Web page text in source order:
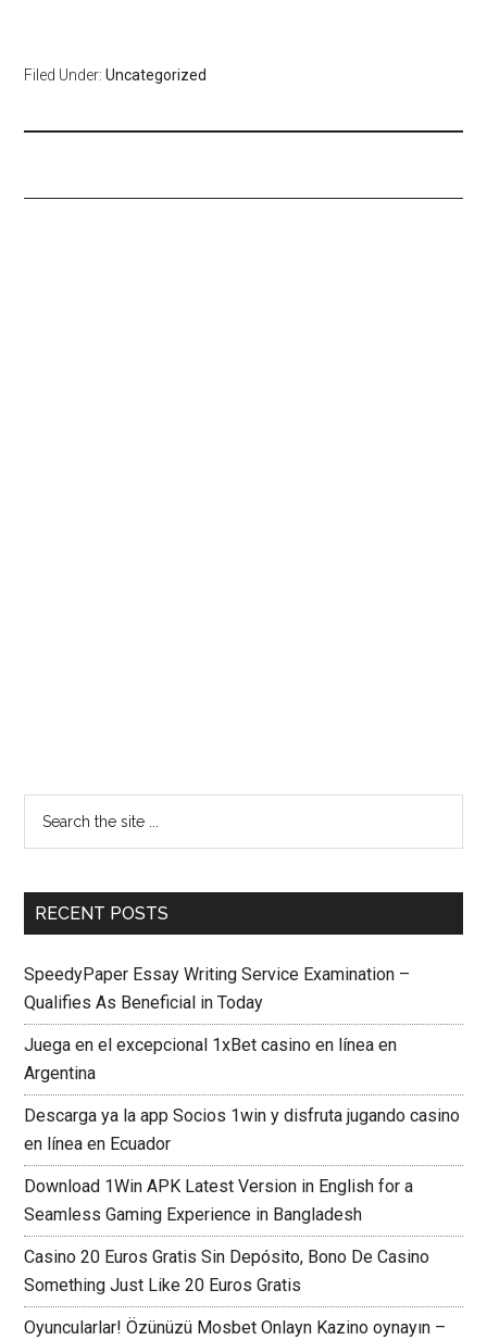
Filed Under:Uncategorized
RECENT POSTS
SpeedyPaper Essay Writing Service Examination –
Qualifies As Beneficial in Today
Juega en el excepcional 1xBet casino en línea en
Argentina
Descarga ya la app Socios 1win y disfruta jugando casino
en línea en Ecuador
Download 1Win APK Latest Version in English for a
Seamless Gaming Experience in Bangladesh
Casino 20 Euros Gratis Sin Depósito, Bono De Casino
Something Just Like 20 Euros Gratis
Oyuncularlar! Özünüzü Mosbet Onlayn Kazino oynayın –